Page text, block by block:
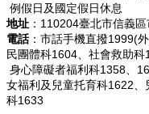
例假日及國定假日休息
地址 ：110204臺北市信義
電話：市話手機直撥1999(
民團體科1604、社會救助科
身心障礙者福利科1358、
女福利及兒童托育科1622
科1633